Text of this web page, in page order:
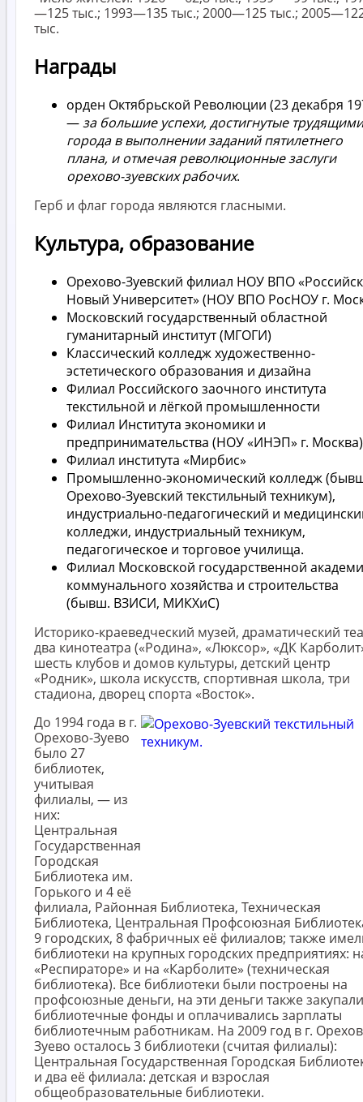
—125 тыс.; 1993—135 тыс.; 2000—125 тыс.;
тыс.
Награды
орден Октябрьской Революции (23 декабря
—за большие успехи, достигнутые
города в выполнении заданий пятилетнего
плана, и отмечая революционные заслуги
орехово-зуевских рабочих.
Герб и флаг города являются гласными.
Культура, образование
Орехово-Зуевский филиал НОУ ВПО
Новый Университет» (НОУ ВПО РосНОУ г.
Московский государственный областной
гуманитарный институт (МГОГИ)
Классический колледж художественно-
эстетического образования и дизайна
Филиал Российского заочного института
текстильной и лёгкой промышленности
Филиал Института экономики и
предпринимательства (НОУ «ИНЭП» г. Москва)
Филиал института «Мирбис»
Промышленно-экономический колледж
Орехово-Зуевский текстильный техникум),
индустриально-педагогический и
колледжи, индустриальный техникум,
педагогическое и торговое училища.
Филиал Московской государственной
коммунального хозяйства и строительства
(бывш. ВЗИСИ, МИКХиС)
Историко-краеведческий музей, драматический
два кинотеатра («Родина», «Люксор», «ДК
шесть клубов и домов культуры, детский центр
«Родник», школа искусств, спортивная школа, три
стадиона, дворец спорта «Восток».
До 1994 года в г.
Орехово-Зуево
было 27
библиотек,
учитывая
филиалы, — из
них:
Центральная
Государственная
Городская
Библиотека им.
Горького и 4 её
филиала, Районная Библиотека, Техническая
Библиотека, Центральная Профсоюзная
9 городских, 8 фабричных её филиалов; также
библиотеки на крупных городских предприятиях:
«Респираторе» и на «Карболите» (техническая
библиотека). Все библиотеки были построены на
профсоюзные деньги, на эти деньги также
библиотечные фонды и оплачивались зарплаты
библиотечным работникам. На 2009 год в г.
Зуево осталось 3 библиотеки (считая филиалы):
Центральная Государственная Городская
и два её филиала: детская и взрослая
общеобразовательные библиотеки.